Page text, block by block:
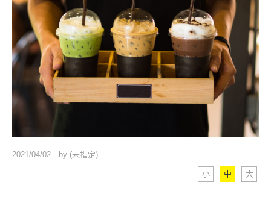
2021/04/02 by (未指定)
小 中 大